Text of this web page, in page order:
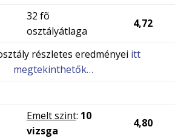
32 fõ
osztályátlaga
4,72
részletes eredményei itt
megtekinthetők…
Emelt szint: 10
vizsga
4,80